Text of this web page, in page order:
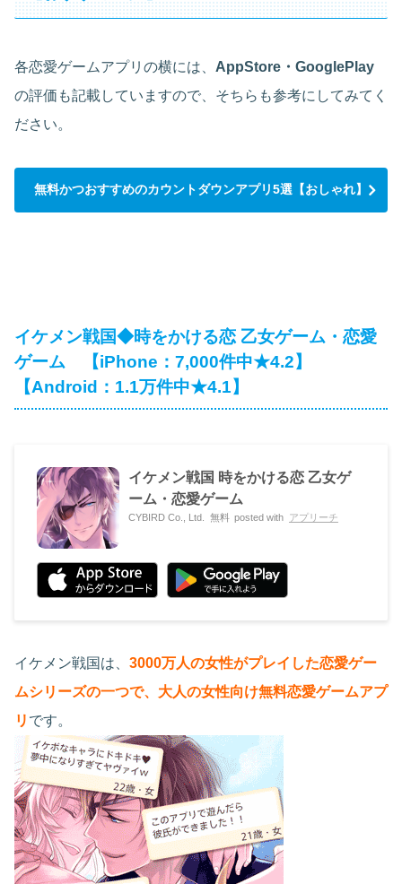
各恋愛ゲームアプリの横には、 AppStore・GooglePlay
の評価も記載していますので、そちらも参考にしてみてく
ださい。
無料かつおすすめのカウントダウンアプリ5選【おしゃれ】
イケメン戦国◆時をかける恋 乙女ゲーム・恋愛
ゲーム 【iPhone：7,000件中★4.2】
【Android：1.1万件中★4.1】
イケメン戦国 時をかける恋 乙女ゲ
ーム・恋愛ゲーム
CYBIRD Co., Ltd. 無料 posted with アプリーチ
イケメン戦国は、 3000万人の女性がプレイした恋愛ゲー
ムシリーズの一つで、大人の女性向け無料恋愛ゲームアプ
リ です。